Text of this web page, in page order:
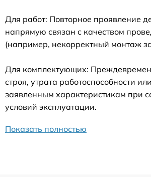
Для работ: Повторное проявление
напрямую связан с качеством
(например, некорректный монтаж
Для комплектующих:
строя, утрата работоспособности
заявленным характеристикам при
условий эксплуатации.
Показать полностью